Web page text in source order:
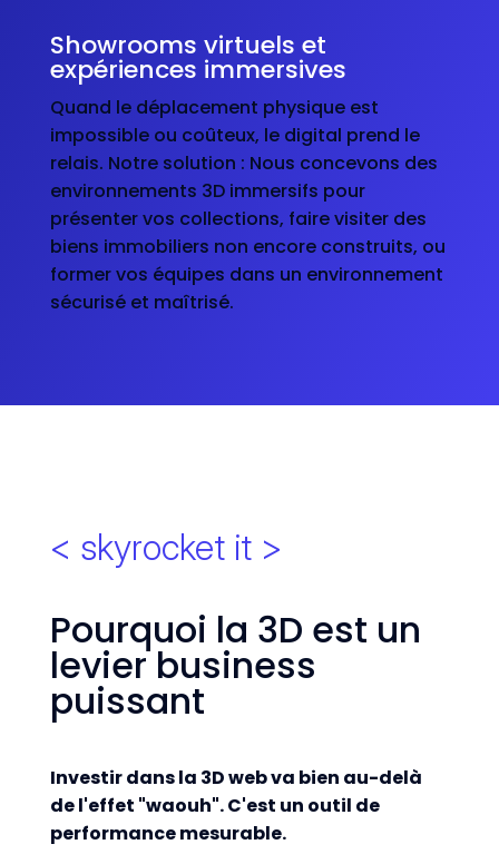
Showrooms virtuels et
expériences immersives
Quand le déplacement physique est
impossible ou coûteux, le digital prend le
relais. Notre solution : Nous concevons des
environnements 3D immersifs pour
présenter vos collections, faire visiter des
biens immobiliers non encore construits, ou
former vos équipes dans un environnement
sécurisé et maîtrisé.
< skyrocket it >
Pourquoi la 3D est un
levier business
puissant
Investir dans la 3D web va bien au-delà
de l'effet "waouh". C'est un outil de
performance mesurable.